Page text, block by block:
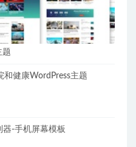
题
和健康WordPress主题
器-手机屏幕模板